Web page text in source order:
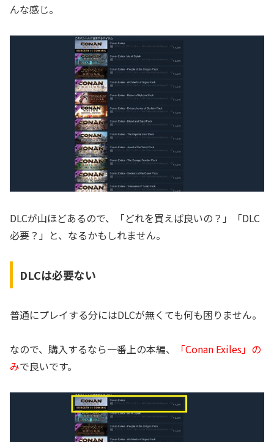
んな感じ。
DLCが山ほどあるので、「どれを買えば良いの？」「DLC
必要？」と、なるかもしれません。
DLCは必要ない
普通にプレイする分にはDLCが無くても何も困りません。
なので、購入するなら一番上の本編、
「Conan Exiles」の
みで良いです。